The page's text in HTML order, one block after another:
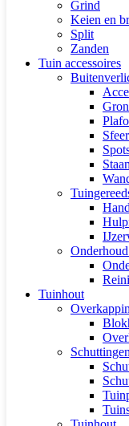
Grind
Keien en
Split
Zanden
Tuin accessoires
Tuinhout
Schuttingen